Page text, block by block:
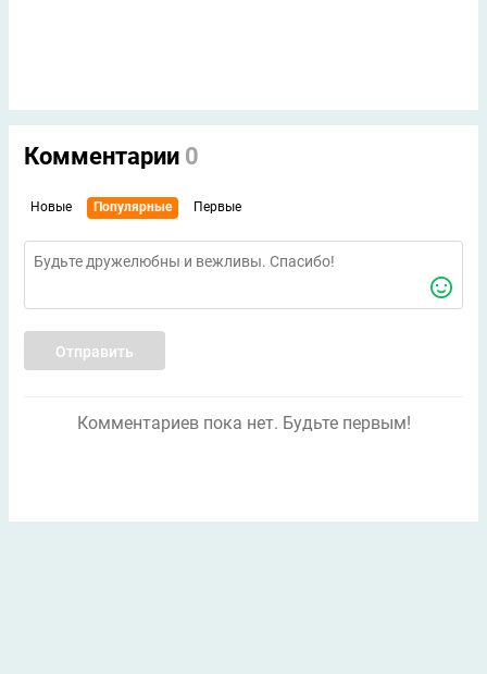
Комментарии 0
Новые Популярные Первые
Отправить
Комментариев пока нет. Будьте первым!